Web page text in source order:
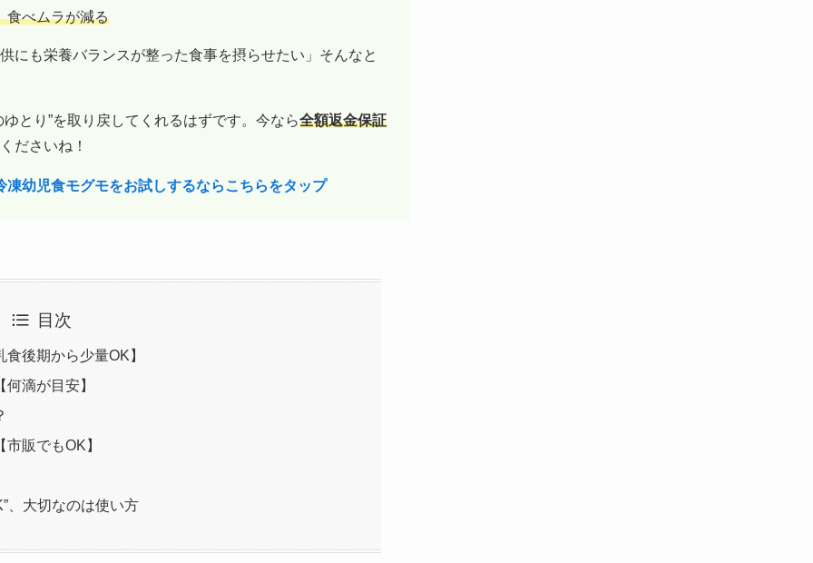
食べムラが減る
も栄養バランスが整った食事を摂らせたい」そんなと
とり”を取り戻してくれるはずです。今なら全額返金保証
ださいね！
凍幼児食モグモをお試しするならこちらをタップ
目次
後期から少量OK】
滴が目安】
販でもOK】
、大切なのは使い方